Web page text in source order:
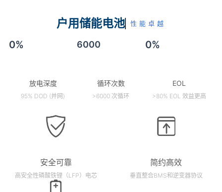
户用储能电池 性能卓越
0%
放电深度
95% DOD (并网)
6000
循环次数
>6000 次循环
0%
EOL
>80% EOL 效益更高
安全可靠
高安全性磷酸铁锂（LFP）电芯
简约高效
垂直整合BMS和逆变器协议